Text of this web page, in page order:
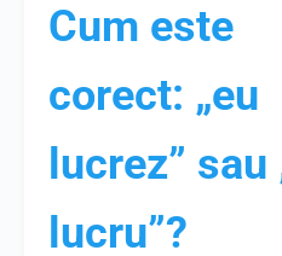
Cum este
corect: „eu
lucrez” sau
lucru”?